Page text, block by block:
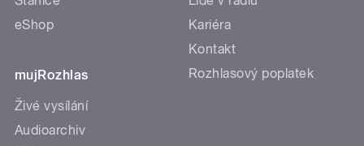
eShop
mujRozhlas
Živé vysílání
Audioarchiv
Kariéra
Kontakt
Rozhlasový poplatek